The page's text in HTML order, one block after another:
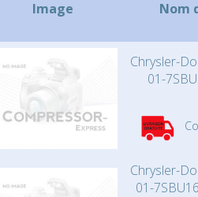
Image Nom
Chrysler-
01-
Chrysler-
01-